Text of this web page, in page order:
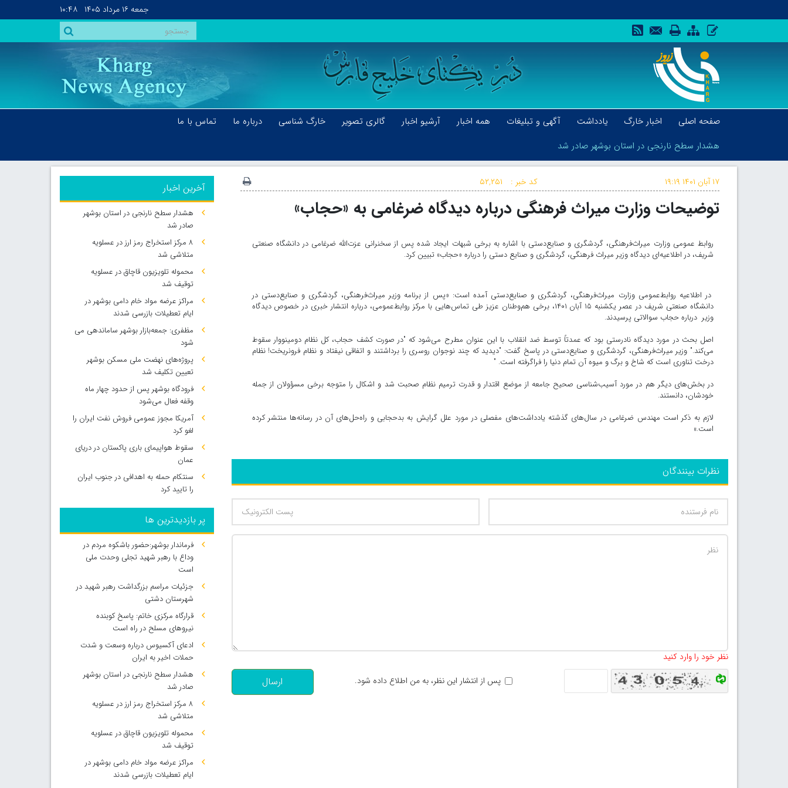
جمعه ۱۶ مرداد ۱۴۰۵ ۱۰:۴۸
صفحه اصلی اخبار خارگ یادداشت آگهی و تبلیغات همه اخبار آرشیو اخبار گالری تصویر خارگ شناسی درباره ما
تماس با ما
هشدار سطح نارنجی در استان بوشهر صادر شد
هشدار سطح نارنجی در استان بوشهر صادر شد
کد خبر : ۵۲,۲۵۱ ۱۷ آبان ۱۴۰۱ ۱۹:۱۹
توضیحات وزارت میراث‌ فرهنگی درباره دیدگاه ضرغامی به «حجاب»
روابط عمومی وزارت میراث‌فرهنگی، گردشگری و صنایع‌دستی با اشاره به برخی شبهات ایجاد شده پس از سخنرانی عزت‌الله ضرغامی در دانشگاه صنعتی
شریف، در اطلاعیه‌ای دیدگاه وزیر میراث فرهنگی، گردشگری و صنایع دستی را درباره «حجاب» تبیین کرد.
در اطلاعیه روابط‌عمومی وزارت میراث‌فرهنگی، گردشگری و صنایع‌دستی آمده است: «پس از برنامه وزیر میراث‌فرهنگی، گردشگری و صنایع‌دستی در
دانشگاه صنعتی شریف در عصر یکشنبه ۱۵ آبان ۱۴۰۱، برخی هم‌وطنان عزیز طی تماس‌هایی با مرکز روابط‌عمومی، درباره انتشار خبری در خصوص دیدگاه
وزیر درباره حجاب سوالاتی پرسیدند.
اصل بحث در مورد دیدگاه نادرستی بود که عمدتاً توسط ضد انقلاب با این عنوان مطرح می‌شود که "در صورت کشف حجاب، کل نظام دومینووار سقوط
می‌کند." وزیر میراث‌فرهنگی، گردشگری و صنایع‌دستی در پاسخ گفت: "دیدید که چند نوجوان روسری را برداشتند و اتفاقی نیفتاد و نظام فرونریخت! نظام
درخت تناوری است که شاخ و برگ و میوه آن تمام دنیا را فراگرفته است. "
در بخش‌های دیگر هم در مورد آسیب‌شناسی صحیح جامعه از موضع اقتدار و قدرت ترمیم نظام صحبت شد و اشکال را متوجه برخی مسؤولان از جمله
خودشان، دانستند.
لازم به ذکر است مهندس ضرغامی در سال‌های گذشته یادداشت‌های مفصلی در مورد علل گرایش به بدحجابی و راه‌حل‌های آن در رسانه‌ها منتشر کرده
است.»
نظرات بینندگان
نظر خود را وارد کنید
پس از انتشار این نظر، به من اطلاع داده شود.
ارسال
آخرین اخبار
هشدار سطح نارنجی در استان بوشهر
صادر شد
۸ مرکز استخراج رمز ارز در عسلویه
متلاشی شد
محموله تلویزیون قاچاق در عسلویه
توقیف شد
مراکز عرضه مواد خام دامی بوشهر در
ایام تعطیلات بازرسی شدند
مظفری: جمعه‌بازار بوشهر ساماندهی می‌
شود
پروژه‌های نهضت ملی مسکن بوشهر
تعیین تکلیف شد
فرودگاه بوشهر پس از حدود چهار ماه
وقفه فعال می‌شود
آمریکا مجوز عمومی فروش نفت ایران را
لغو کرد
سقوط هواپیمای باری پاکستان در دریای
عمان
سنتکام حمله به اهدافی در جنوب ایران
را تایید کرد
پر بازدیدترین ها
فرماندار بوشهر:حضور باشکوه مردم در
وداع با رهبر شهید تجلی وحدت ملی
است
جزئیات مراسم بزرگداشت رهبر شهید در
شهرستان دشتی
قرارگاه مرکزی خاتم: پاسخ کوبنده
نیروهای مسلح در راه است
ادعای آکسیوس درباره وسعت و شدت
حملات اخیر به ایران
هشدار سطح نارنجی در استان بوشهر
صادر شد
۸ مرکز استخراج رمز ارز در عسلویه
متلاشی شد
محموله تلویزیون قاچاق در عسلویه
توقیف شد
مراکز عرضه مواد خام دامی بوشهر در
ایام تعطیلات بازرسی شدند